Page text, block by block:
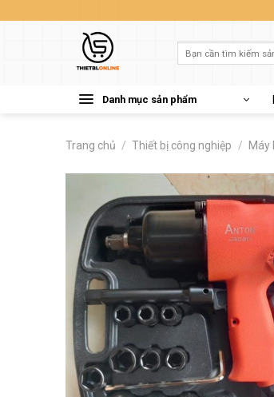
kiếm:
Danh mục sản phẩm
Trang chủ / Thiết bị công nghiệp / Máy